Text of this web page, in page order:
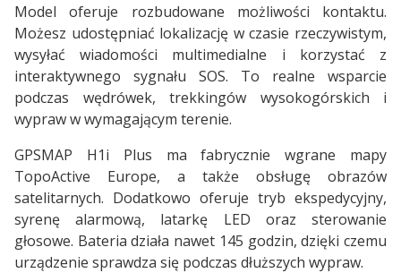
Model oferuje rozbudowane możliwości kontaktu.
Możesz udostępniać lokalizację w czasie rzeczywistym,
wysyłać wiadomości multimedialne i korzystać z
interaktywnego sygnału SOS. To realne wsparcie
podczas wędrówek, trekkingów wysokogórskich i
wypraw w wymagającym terenie.
GPSMAP H1i Plus ma fabrycznie wgrane mapy
TopoActive Europe, a także obsługę obrazów
satelitarnych. Dodatkowo oferuje tryb ekspedycyjny,
syrenę alarmową, latarkę LED oraz sterowanie
głosowe. Bateria działa nawet 145 godzin, dzięki czemu
urządzenie sprawdza się podczas dłuższych wypraw.